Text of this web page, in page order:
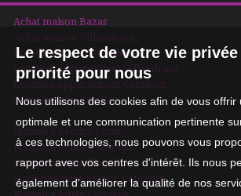
Achat maison Bazas
Achat maison Villandraut
Location maison Captieux
Location appartement Villandraut
Location appartement Captieux
Achat maison Roaillan
Maison à vendre Losse
Maison à vendre Roaillan
Maison à louer Noaillan
Stationnement à louer Captieux
Le respect de votre vie
priorité pour nous
Nous utilisons des cookies afin de vous offrir
optimale et une communication pertinente
à ces technologies, nous pouvons vous
rapport avec vos centres d'intérêt. Ils nous
également d'améliorer la qualité de nos